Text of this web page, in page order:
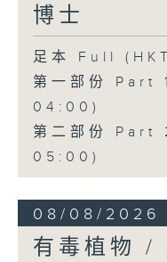
博士
足本 Full
第一部份
04:00)
第二部份
05:00)
08/08/2026
有毒植物 /